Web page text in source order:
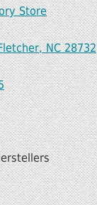
Store
NC 28732